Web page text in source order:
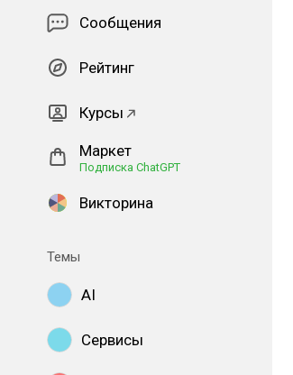
Сообщения
Рейтинг
Курсы
Маркет
Подписка ChatGPT
Викторина
Темы
AI
Сервисы